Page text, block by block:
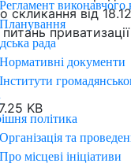
Регламент виконавчого
Планування
рада
Нормативні документи
Інститути
політика
Організація та
Про місцеві ініціативи
скликання від
KB